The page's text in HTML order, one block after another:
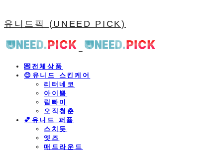
유니드픽 (UNEED PICK)
💌전체상품
😊유니드 스킨케어
리터네코
아이쁨
립빠미
오직청춘
💕유니드 퍼퓸
스치듯
엣즈
매드라운드